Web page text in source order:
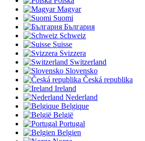
Magyar
Suomi
България
Schweiz
Suisse
Svizzera
Switzerland
Slovensko
Česká republika
Ireland
Nederland
Belgique
België
Portugal
Belgien